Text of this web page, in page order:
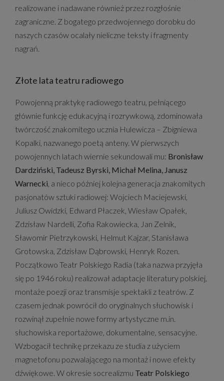
realizowane i nadawane również przez rozgłośnie
zagraniczne. Z bogatego przedwojennego dorobku do
naszych czasów ocalały nieliczne teksty i fragmenty
nagrań.
Złote lata teatru radiowego
Powojenną praktykę radiowego teatru, pełniącego
głównie funkcję edukacyjną i rozrywkową, zdominowała
twórczość znakomitego ucznia Hulewicza – Zbigniewa
Kopalki, nazwanego poetą anteny. W pierwszych
powojennych latach wiernie sekundowali mu: Bronisław
Dardziński, Tadeusz Byrski, Michał Melina, Janusz
Warnecki, a nieco później kolejna generacja znakomitych
pasjonatów sztuki radiowej: Wojciech Maciejewski,
Juliusz Owidzki, Edward Płaczek, Wiesław Opałek,
Zdzisław Nardelli, Zofia Rakowiecka, Jan Zelnik,
Sławomir Pietrzykowski, Helmut Kajzar, Stanisława
Grotowska, Zdzisław Dąbrowski, Henryk Rozen.
Początkowo Teatr Polskiego Radia (taka nazwa przyjęła
się po 1946 roku) realizował adaptacje literatury polskiej,
montaże poezji oraz transmisje spektakli z teatrów. Z
czasem jednak powrócił do oryginalnych słuchowisk i
rozwinął zupełnie nowe formy artystyczne m.in.
słuchowiska reportażowe, dokumentalne, sensacyjne.
Wzbogacił technikę przekazu ze studia z użyciem
magnetofonu pozwalającego na montaż i nowe efekty
dźwiękowe. W okresie socrealizmu Teatr Polskiego